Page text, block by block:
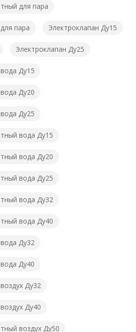
для пара
пара Электроклапан Ду15
Электроклапан Ду25
Ду15
Ду20
Ду25
вода Ду15
вода Ду20
вода Ду25
вода Ду32
вода Ду40
Ду32
Ду40
Ду32
Ду40
воздух Ду50